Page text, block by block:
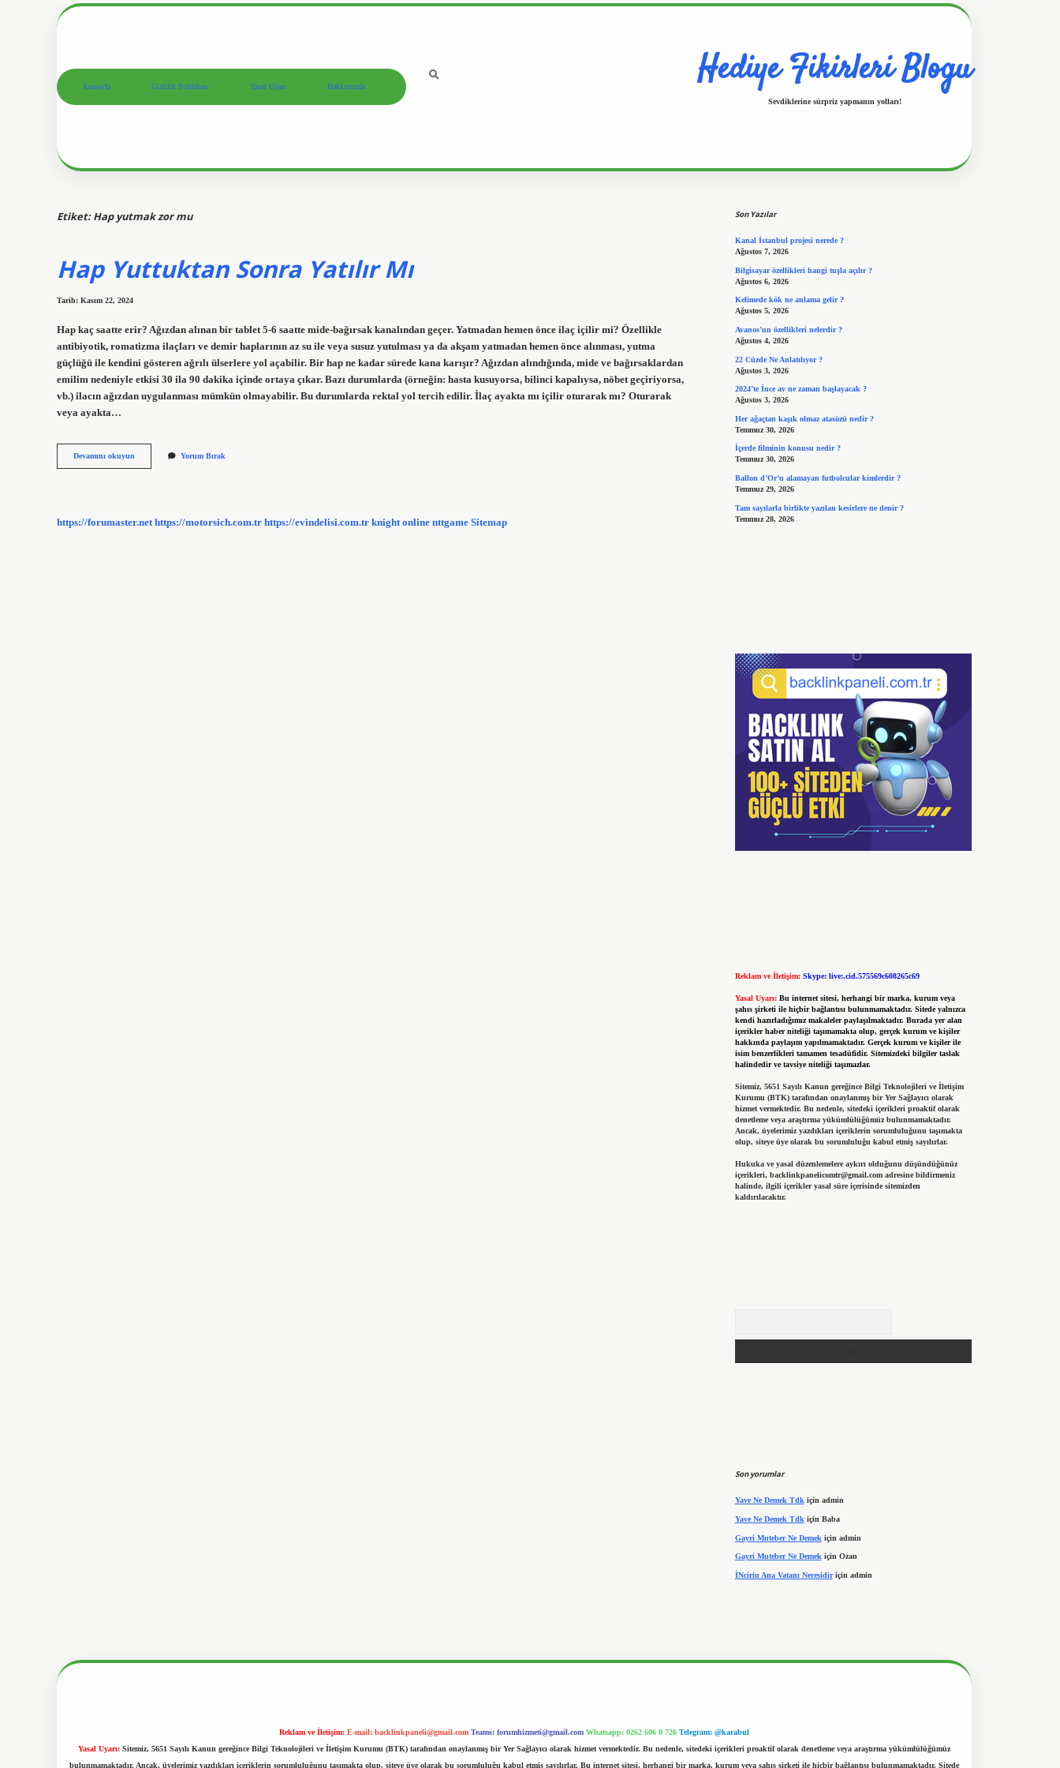
Anasayfa Gizlilik Politikası Yasal Uyarı Hakkımızda Hediye Fikirleri Blogu
Sevdiklerine sürpriz yapmanın yolları!
Etiket:Hap yutmak zor mu
Hap Yuttuktan Sonra Yatılır Mı
Tarih: Kasım 22, 2024
Hap kaç saatte erir? Ağızdan alınan bir tablet 5-6 saatte mide-bağırsak kanalından geçer. Yatmadan hemen önce ilaç içilir mi? Özellikle
antibiyotik, romatizma ilaçları ve demir haplarının az su ile veya susuz yutulması ya da akşam yatmadan hemen önce alınması, yutma
güçlüğü ile kendini gösteren ağrılı ülserlere yol açabilir. Bir hap ne kadar sürede kana karışır? Ağızdan alındığında, mide ve bağırsaklardan
emilim nedeniyle etkisi 30 ila 90 dakika içinde ortaya çıkar. Bazı durumlarda (örneğin: hasta kusuyorsa, bilinci kapalıysa, nöbet geçiriyorsa,
vb.) ilacın ağızdan uygulanması mümkün olmayabilir. Bu durumlarda rektal yol tercih edilir. İlaç ayakta mı içilir oturarak mı? Oturarak
veya ayakta…
Devamını okuyun
Yuttuktan
Yorum Bırak
https://forumaster.net https://motorsich.com.tr https://evindelisi.com.tr knight online nttgame Sitemap
Son Yazılar
Kanal İstanbul projesi nerede ?
Ağustos 7, 2026
Bilgisayar özellikleri hangi tuşla açılır ?
Ağustos 6, 2026
Kelimede kök ne anlama gelir ?
Ağustos 5, 2026
Avanos’un özellikleri nelerdir ?
Ağustos 4, 2026
22 Cüzde Ne Anlatılıyor ?
Ağustos 3, 2026
2024’te İnce av ne zaman başlayacak ?
Ağustos 3, 2026
Her ağaçtan kaşık olmaz atasözü nedir ?
Temmuz 30, 2026
İçerde filminin konusu nedir ?
Temmuz 30, 2026
Ballon d’Or’u alamayan futbolcular kimlerdir ?
Temmuz 29, 2026
Tam sayılarla birlikte yazılan kesirlere ne denir ?
Temmuz 28, 2026
Reklam ve İletişim: Skype: live:.cid.575569c608265c69
Yasal Uyarı: Bu internet sitesi, herhangi bir marka, kurum veya
şahıs şirketi ile hiçbir bağlantısı bulunmamaktadır. Sitede yalnızca
kendi hazırladığımız makaleler paylaşılmaktadır. Burada yer alan
içerikler haber niteliği taşımamakta olup, gerçek kurum ve kişiler
hakkında paylaşım yapılmamaktadır. Gerçek kurum ve kişiler ile
isim benzerlikleri tamamen tesadüfidir. Sitemizdeki bilgiler taslak
halindedir ve tavsiye niteliği taşımazlar.
Sitemiz, 5651 Sayılı Kanun gereğince Bilgi Teknolojileri ve İletişim
Kurumu (BTK) tarafından onaylanmış bir Yer Sağlayıcı olarak
hizmet vermektedir. Bu nedenle, sitedeki içerikleri proaktif olarak
denetleme veya araştırma yükümlülüğümüz bulunmamaktadır.
Ancak, üyelerimiz yazdıkları içeriklerin sorumluluğunu taşımakta
olup, siteye üye olarak bu sorumluluğu kabul etmiş sayılırlar.
Hukuka ve yasal düzenlemelere aykırı olduğunu düşündüğünüz
içerikleri, backlinkpanelicomtr@gmail.comadresine bildirmeniz
halinde, ilgili içerikler yasal süre içerisinde sitemizden
kaldırılacaktır.
Son yorumlar
Yave Ne Demek Tdkiçin admin
Yave Ne Demek Tdk için Baba
Gayri Muteber Ne Demek için admin
Gayri Muteber Ne Demek için Ozan
İNcirin Ana Vatanı Neresidiriçin admin
Reklam ve İletişim: E-mail: backlinkpaneli@gmail.com Teams: forumhizmeti@gmail.com Whatsapp: 0262 606 0 726 Telegram: @karabul
Yasal Uyarı: Sitemiz, 5651 Sayılı Kanun gereğince Bilgi Teknolojileri ve İletişim Kurumu (BTK) tarafından onaylanmış bir Yer Sağlayıcı olarak hizmet vermektedir. Bu nedenle, sitedeki içerikleri proaktif olarak denetleme veya araştırma yükümlülüğümüz
bulunmamaktadır. Ancak, üyelerimiz yazdıkları içeriklerin sorumluluğunu taşımakta olup, siteye üye olarak bu sorumluluğu kabul etmiş sayılırlar. Bu internet sitesi, herhangi bir marka, kurum veya şahıs şirketi ile hiçbir bağlantısı bulunmamaktadır. Sitede